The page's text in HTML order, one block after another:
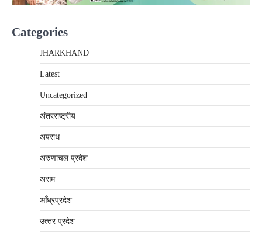
Categories
JHARKHAND
Latest
Uncategorized
अंतरराष्‍ट्रीय
अपराध
अरुणाचल प्रदेश
असम
आँध्रप्रदेश
उत्‍तर प्रदेश